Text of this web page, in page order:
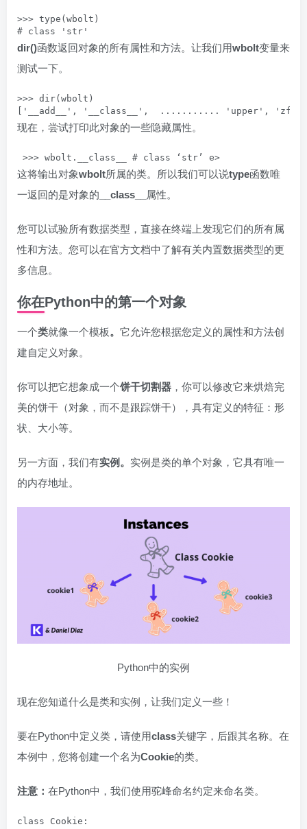
>>> type(wbolt)
# class 'str'
dir()函数返回对象的所有属性和方法。让我们用wbolt变量来
测试一下。
>>> dir(wbolt)
['__add__', '__class__',  ........... 'upper',
现在，尝试打印此对象的一些隐藏属性。
这将输出对象wbolt所属的类。所以我们可以说type函数唯
一返回的是对象的 __class__ 属性。
您可以试验所有数据类型，直接在终端上发现它们的所有属
性和方法。您可以在官方文档中了解有关内置数据类型的更
多信息。
你在Python中的第一个对象
一个类就像一个模板。 它允许您根据您定义的属性和方法创
建自定义对象。
你可以把它想象成一个饼干切割器 ，你可以修改它来烘焙完
美的饼干（对象，而不是跟踪饼干），具有定义的特征：形
状、大小等。
另一方面，我们有实例。 实例是类的单个对象，它具有唯一
的内存地址。
Python中的实例
现在您知道什么是类和实例，让我们定义一些！
要在Python中定义类，请使用class关键字，后跟其名称。在
本例中，您将创建一个名为Cookie的类。
注意： 在Python中，我们使用驼峰命名约定来命名类。
class Cookie: